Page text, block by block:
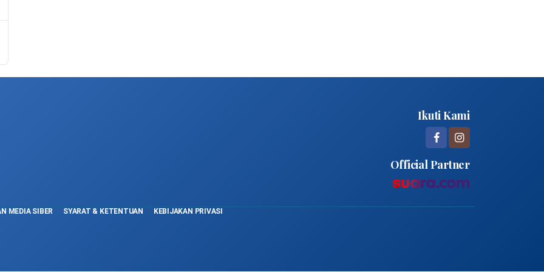
Ikuti Kami
Official Partner
MEDIA SIBER SYARAT & KETENTUAN KEBIJAKAN PRIVASI